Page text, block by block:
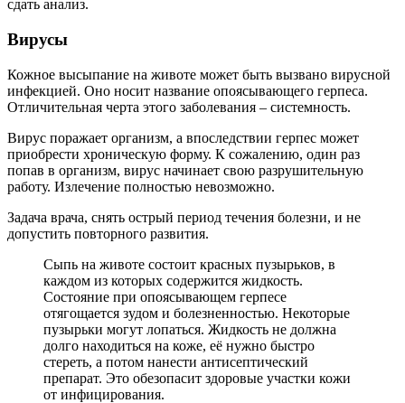
сдать анализ.
Вирусы
Кожное высыпание на животе может быть вызвано вирусной
инфекцией. Оно носит название опоясывающего герпеса.
Отличительная черта этого заболевания – системность.
Вирус поражает организм, а впоследствии герпес может
приобрести хроническую форму. К сожалению, один раз
попав в организм, вирус начинает свою разрушительную
работу. Излечение полностью невозможно.
Задача врача, снять острый период течения болезни, и не
допустить повторного развития.
Сыпь на животе состоит красных пузырьков, в
каждом из которых содержится жидкость.
Состояние при опоясывающем герпесе
отягощается зудом и болезненностью. Некоторые
пузырьки могут лопаться. Жидкость не должна
долго находиться на коже, её нужно быстро
стереть, а потом нанести антисептический
препарат. Это обезопасит здоровые участки кожи
от инфицирования.